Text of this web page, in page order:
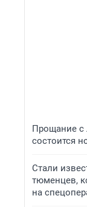
Прощание с
состоится
Стали
тюменцев,
на